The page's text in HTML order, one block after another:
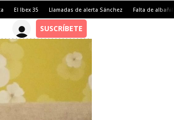
El Ibex 35 Llamadas de alerta Sánchez Falta de